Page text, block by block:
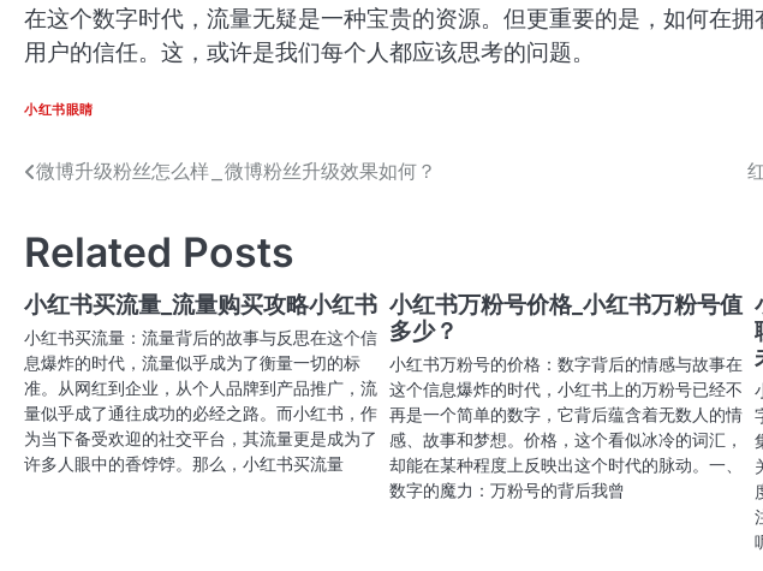
在这个数字时代，流量无疑是一种宝贵的资源。但更重要的是，如何在
用户的信任。这，或许是我们每个人都应该思考的问题。
小红书眼睛
文
导
航
微博升级粉丝怎么样_微博粉丝升级效果如何？
Related Posts
小红书买流量_流量购买攻略小红书
小红书买流量：流量背后的故事与反思在这个信
息爆炸的时代，流量似乎成为了衡量一切的标
准。从网红到企业，从个人品牌到产品推广，流
量似乎成了通往成功的必经之路。而小红书，作
为当下备受欢迎的社交平台，其流量更是成为了
许多人眼中的香饽饽。那么，小红书买流量
小红书万粉号价格_小红书万粉号值
多少？
小红书万粉号的价格：数字背后的情感与故事在
这个信息爆炸的时代，小红书上的万粉号已经不
再是一个简单的数字，它背后蕴含着无数人的情
感、故事和梦想。价格，这个看似冰冷的词汇，
却能在某种程度上反映出这个时代的脉动。一、
数字的魔力：万粉号的背后我曾